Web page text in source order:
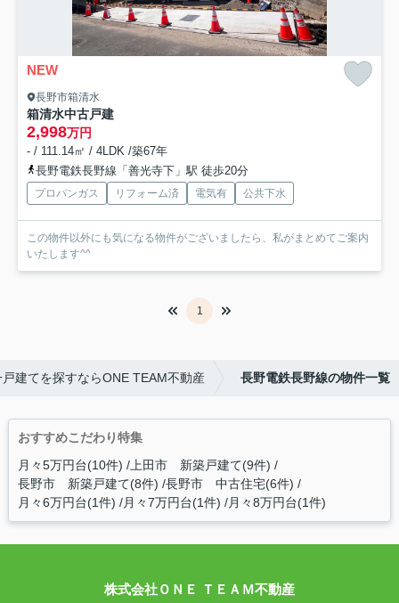
NEW
長野市箱清水
箱清水中古戸建
2,998万円
- / 111.14㎡ / 4LDK /築67年
長野電鉄長野線「善光寺下」駅 徒歩20分
プロパンガス リフォーム済 電気有 公共下水
この物件以外にも気になる物件がございましたら、私がまとめてご案内
いたします^^
1
建てを探すならONE TEAM不動産 長野電鉄長野線の物件一覧
おすすめこだわり特集
月々5万円台(10件) 上田市 新築戸建て(9件)
長野市 新築戸建て(8件) 長野市 中古住宅(6件)
月々6万円台(1件) 月々7万円台(1件) 月々8万円台(1件)
株式会社ＯＮＥ ＴＥＡＭ不動産